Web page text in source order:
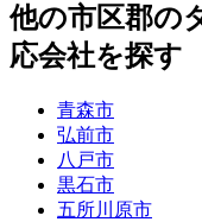
他の市区郡の
応会社を探す
青森市
弘前市
八戸市
黒石市
五所川原市